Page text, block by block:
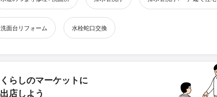
洗面台リフォーム 水栓蛇口交換
くらしのマーケットに
出店しよう